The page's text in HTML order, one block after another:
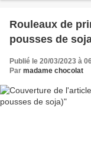
Rouleaux de
pousses de
Publié le 20/03/2023 à
Par madame chocolat